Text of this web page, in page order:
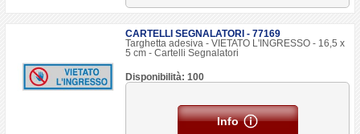
CARTELLI SEGNALATORI - 77169
Targhetta adesiva - VIETATO L'INGRESSO - 16,5 x
5 cm - Cartelli Segnalatori
Disponibilità: 100
Info